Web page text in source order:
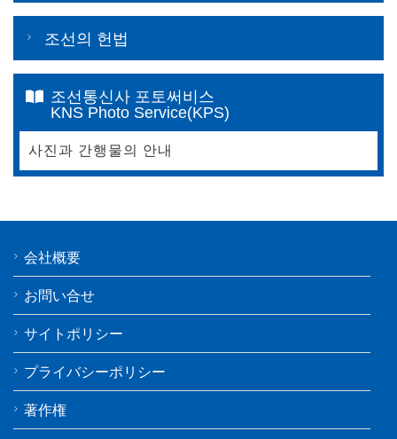
조선의 헌법
조선통신사 포토써비스
KNS Photo Service(KPS)
사진과 간행물의 안내
会社概要
お問い合せ
サイトポリシー
プライバシーポリシー
著作権